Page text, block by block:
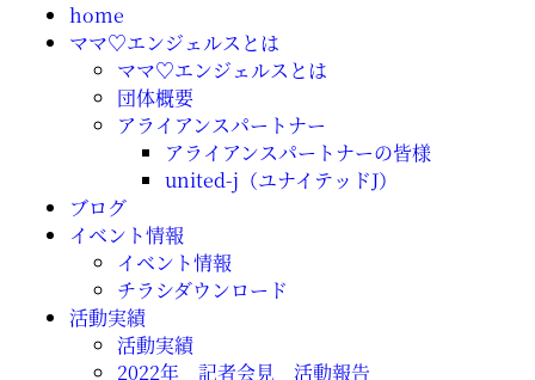
home
ママ♡エンジェルスとは
ママ♡エンジェルスとは
団体概要
アライアンスパートナー
アライアンスパートナーの皆様
united-j（ユナイテッドJ）
ブログ
イベント情報
イベント情報
チラシダウンロード
活動実績
活動実績
2022年 記者会見 活動報告